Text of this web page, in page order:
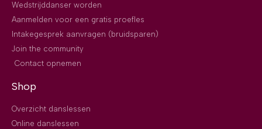
Wedstrijddanser worden
Aanmelden voor een gratis proefles
Intakegesprek aanvragen (bruidsparen)
Join the community
Contact opnemen
Shop
Overzicht danslessen
Online danslessen